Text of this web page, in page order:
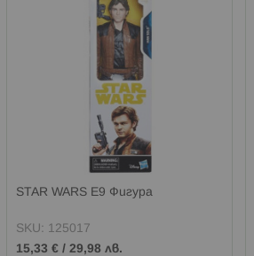
STAR WARS E9 Фигура
SKU: 125017
15,33 € / 29,98 лв.